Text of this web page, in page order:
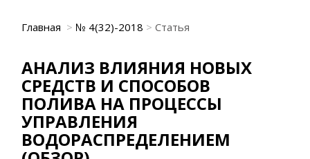
Главная № 4(32)-2018 Статья
АНАЛИЗ ВЛИЯНИЯ НОВЫХ
СРЕДСТВ И СПОСОБОВ
ПОЛИВА НА ПРОЦЕССЫ
УПРАВЛЕНИЯ
ВОДОРАСПРЕДЕЛЕНИЕМ